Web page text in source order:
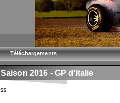
Téléchargements
Saison 2016 - GP d'Italie